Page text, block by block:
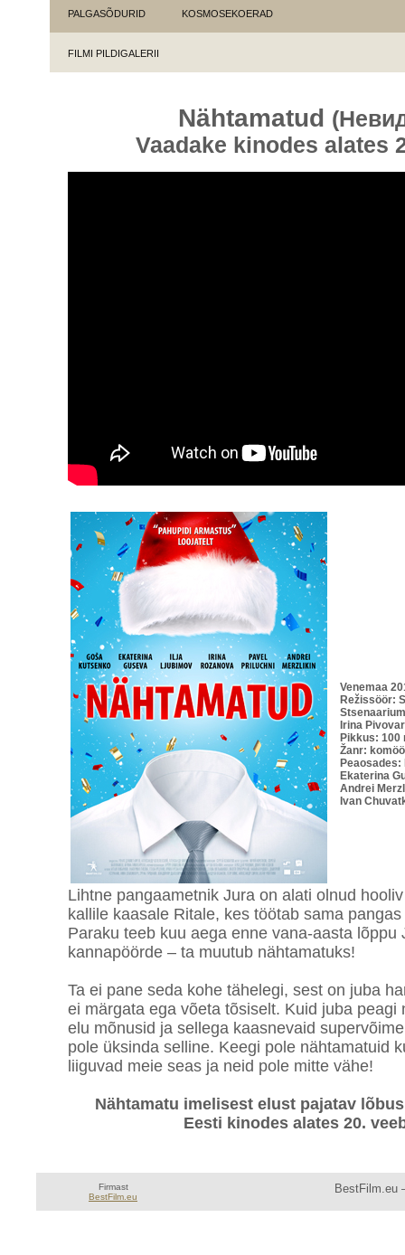
PALGASÕDURID KOSMOSEKOERAD
FILMI PILDIGALERII
Nähtamatud
Vaadake kinodes alates
Venemaa
Režissöör:
Irina
Pikkus: 100
Žanr:
Peaosades:
Ekaterina
Andrei
Ivan
Lihtne pangaametnik Jura on alati olnud
kallile kaasale Ritale, kes töötab sama
Paraku teeb kuu aega enne vana-aasta lõppu
kannapöörde – ta muutub nähtamatuks!
Ta ei pane seda kohe tähelegi, sest on juba
ei märgata ega võeta tõsiselt. Kuid juba peagi
elu mõnusid ja sellega kaasnevaid
pole üksinda selline. Keegi pole nähtamatuid
liiguvad meie seas ja neid pole mitte vähe!
Nähtamatu imelisest elust pajatav
Eesti kinodes alates 20.
Firmast
BestFilm.eu
BestFilm.eu